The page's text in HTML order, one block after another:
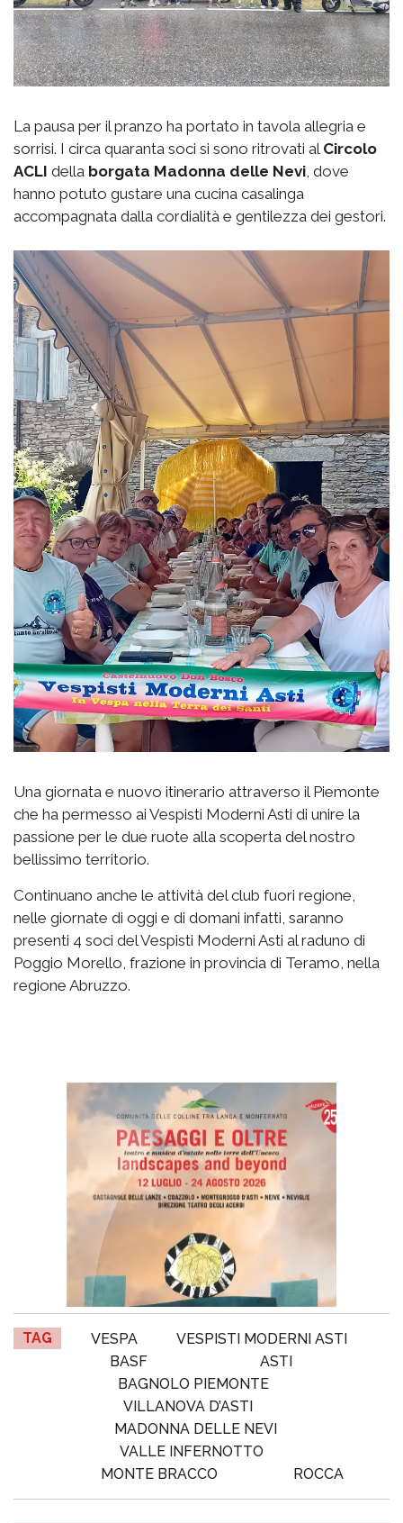
La pausa per il pranzo ha portato in tavola allegria e
sorrisi. I circa quaranta soci si sono ritrovati al Circolo
ACLI della borgata Madonna delle Nevi, dove
hanno potuto gustare una cucina casalinga
accompagnata dalla cordialità e gentilezza dei gestori.
Una giornata e nuovo itinerario attraverso il Piemonte
che ha permesso ai Vespisti Moderni Asti di unire la
passione per le due ruote alla scoperta del nostro
bellissimo territorio.
Continuano anche le attività del club fuori regione,
nelle giornate di oggi e di domani infatti, saranno
presenti 4 soci del Vespisti Moderni Asti al raduno di
Poggio Morello, frazione in provincia di Teramo, nella
regione Abruzzo.
TAG VESPA
VESPISTI MODERNI ASTI
BASF
ASTI
BAGNOLO PIEMONTE
VILLANOVA D’ASTI
MADONNA DELLE NEVI
VALLE INFERNOTTO
MONTE BRACCO
ROCCA